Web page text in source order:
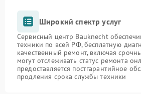
Широкий спектр услуг
Сервисный центр Bauknecht
техники по всей РФ, бесплатную
качественный ремонт, включая
могут отслеживать статус ремонта
предоставляется постгарантийное
продления срока службы техники